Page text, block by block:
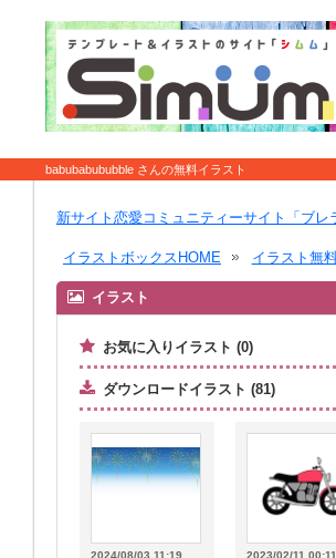
babubabububble さんの無料イラスト
新サイト恋愛コミュニティーサイト「ブレ
イラストボックスHOME イラスト無
イラスト
お気に入りイラスト (0)
ダウンロードイラスト (81)
2024/08/03 11:19 2023/02/11 00:11